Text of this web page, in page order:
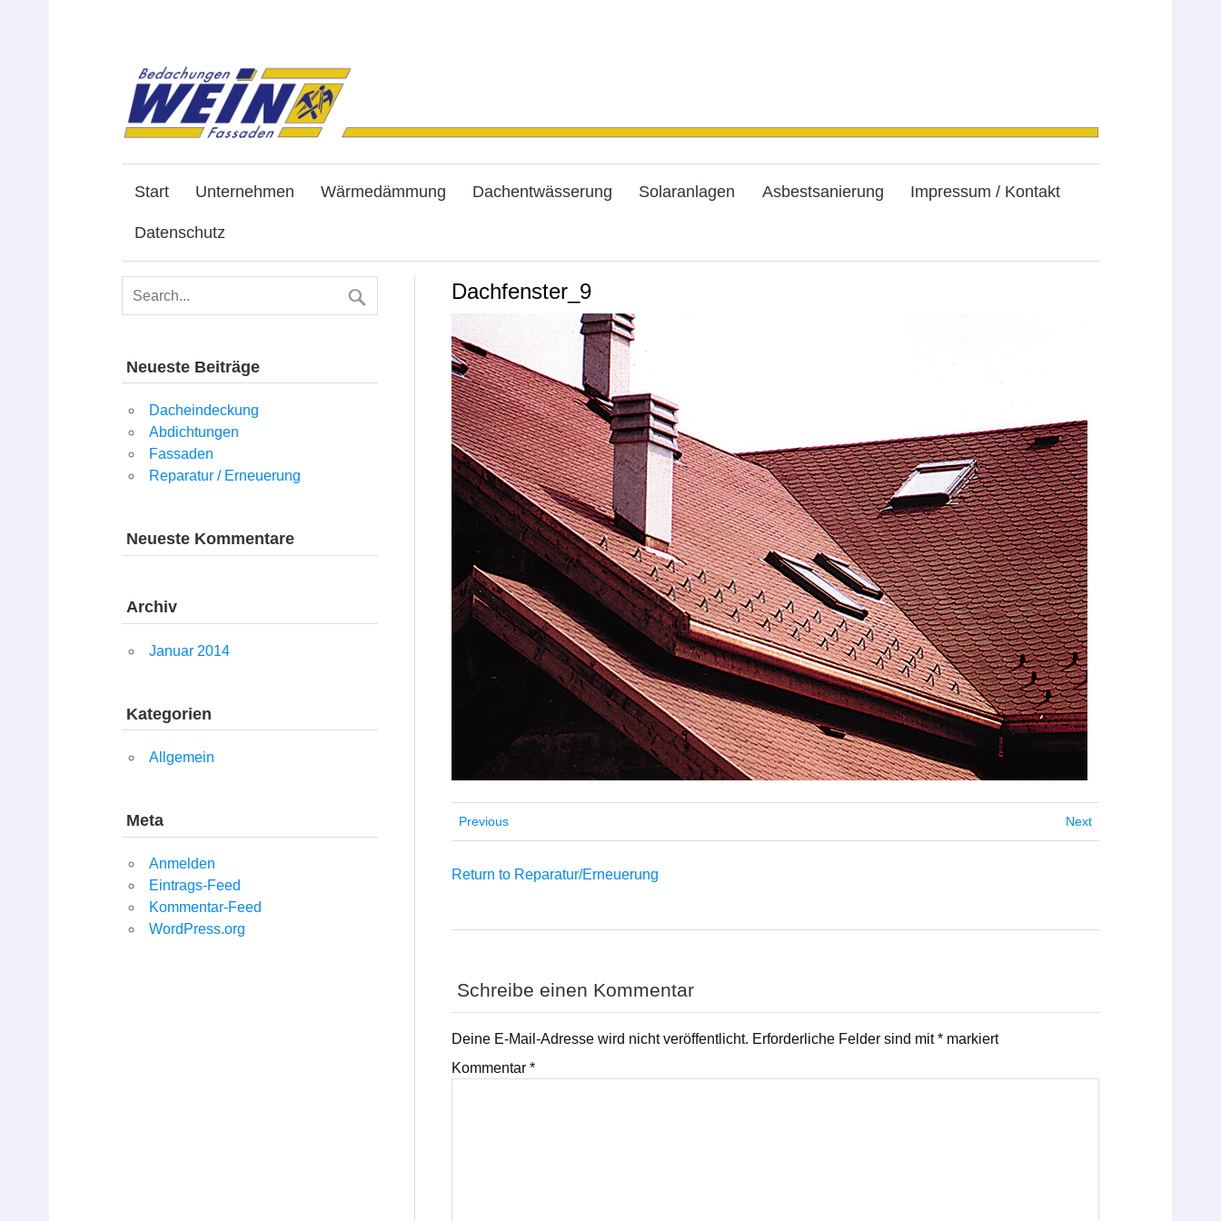
Start Unternehmen Wärmedämmung Dachentwässerung Solaranlagen Asbestsanierung Impressum / Kontakt
Datenschutz
Dachfenster_9
Previous Next
Return to Reparatur/Erneuerung
Schreibe einen Kommentar
Deine E-Mail-Adresse wird nicht veröffentlicht. Erforderliche Felder sind mit*markiert
Kommentar *
Neueste Beiträge
Dacheindeckung
Abdichtungen
Fassaden
Reparatur / Erneuerung
Neueste Kommentare
Archiv
Januar 2014
Kategorien
Allgemein
Meta
Anmelden
Eintrags-Feed
Kommentar-Feed
WordPress.org